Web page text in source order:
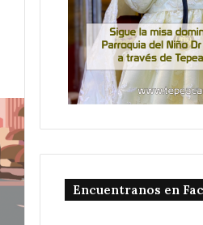
Encuentranos en